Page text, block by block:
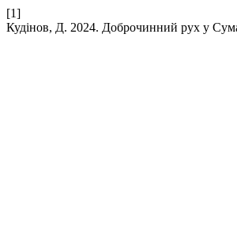
[1]
Кудінов, Д. 2024. Доброчинний рух у